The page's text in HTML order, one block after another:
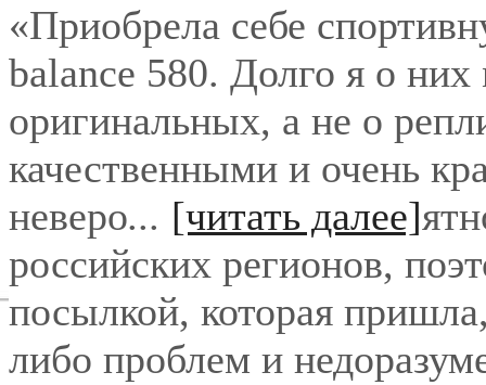
«Приобрела себе
balance 580. Долго я о
оригинальных, а не о
качественными и очень
неверо... [читать далее]
российских регионов,
посылкой, которая
либо проблем и